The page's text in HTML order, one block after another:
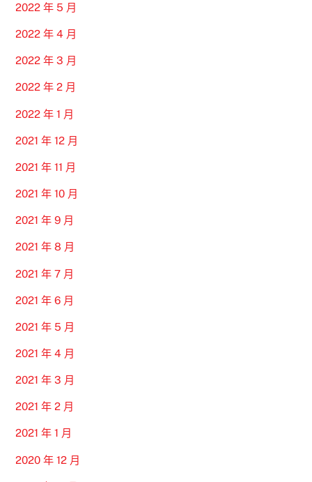
2022 年 5 月
2022 年 4 月
2022 年 3 月
2022 年 2 月
2022 年 1 月
2021 年 12 月
2021 年 11 月
2021 年 10 月
2021 年 9 月
2021 年 8 月
2021 年 7 月
2021 年 6 月
2021 年 5 月
2021 年 4 月
2021 年 3 月
2021 年 2 月
2021 年 1 月
2020 年 12 月